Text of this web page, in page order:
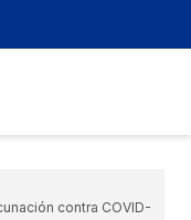
contra COVID-